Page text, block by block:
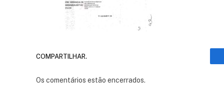
COMPARTILHAR.
Os comentários estão encerrados.